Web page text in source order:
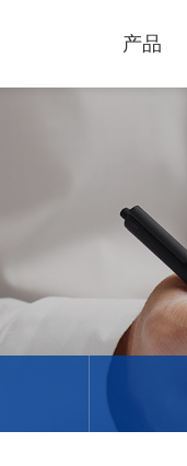
产品
激光打标机